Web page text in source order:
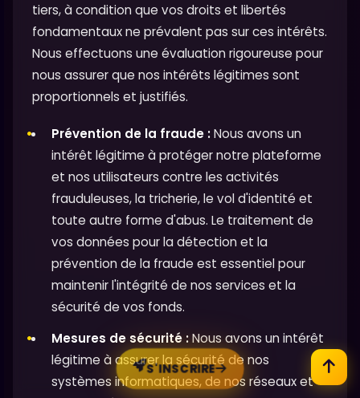
tiers, à condition que vos droits et libertés
fondamentaux ne prévalent pas sur ces intérêts.
Nous effectuons une évaluation rigoureuse pour
nous assurer que nos intérêts légitimes sont
proportionnels et justifiés.
Prévention de la fraude :Nous avons un
intérêt légitime à protéger notre plateforme
et nos utilisateurs contre les activités
frauduleuses, la tricherie, le vol d'identité et
toute autre forme d'abus. Le traitement de
vos données pour la détection et la
prévention de la fraude est essentiel pour
maintenir l'intégrité de nos services et la
sécurité de vos fonds.
Mesures de sécurité :Nous avons un intérêt
légitime à assurer la sécurité de nos
systèmes informatiques, de nos réseaux et
S'INSCRIRE